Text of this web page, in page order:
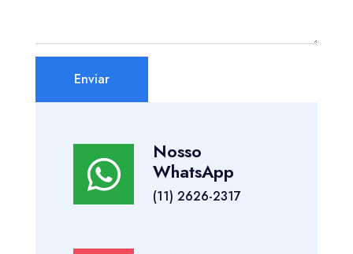
Enviar
Nosso
WhatsApp
(11) 2626-2317